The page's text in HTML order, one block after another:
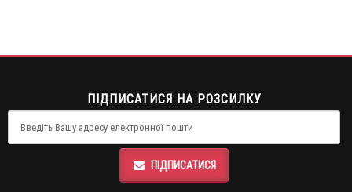
ПІДПИСАТИСЯ НА РОЗСИЛКУ
ПІДПИСАТИСЯ